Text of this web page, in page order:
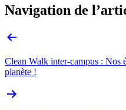
Navigation de
Clean Walk inter-campus : Nos
planète !